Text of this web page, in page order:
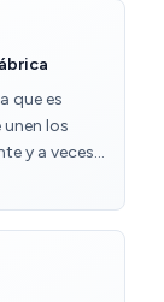
que es
los
y a veces